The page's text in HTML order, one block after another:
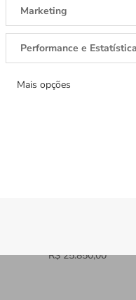
Marketing
Performance e
Mais opções
R$ 25.850,00